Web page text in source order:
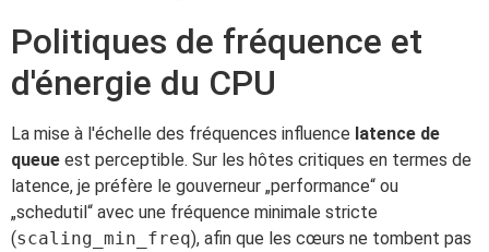
Politiques de fréquence et
d'énergie du CPU
La mise à l'échelle des fréquences influence latence de
queue est perceptible. Sur les hôtes critiques en termes de
latence, je préfère le gouverneur „performance“ ou
„schedutil“ avec une fréquence minimale stricte
(scaling_min_freq), afin que les cœurs ne tombent pas